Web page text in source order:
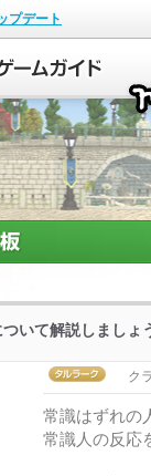
プデート
いて解説しましょ
ク
常識はずれの
常識人の反応